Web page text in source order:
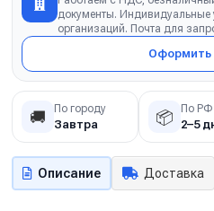
документы. Индивидуальные
организаций. Почта для
Оформить
🚚 По городу
Завтра 📦 По РФ
2–5
Описание Доставка